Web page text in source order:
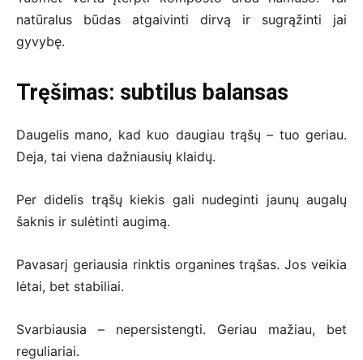
natūralus būdas atgaivinti dirvą ir sugrąžinti jai
gyvybę.
Tręšimas: subtilus balansas
Daugelis mano, kad kuo daugiau trąšų – tuo geriau.
Deja, tai viena dažniausių klaidų.
Per didelis trąšų kiekis gali nudeginti jaunų augalų
šaknis ir sulėtinti augimą.
Pavasarį geriausia rinktis organines trąšas. Jos veikia
lėtai, bet stabiliai.
Svarbiausia – nepersistengti. Geriau mažiau, bet
reguliariai.